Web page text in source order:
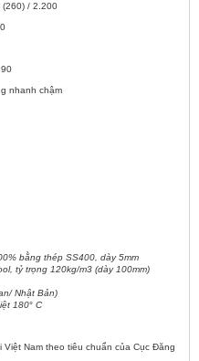
(260) / 2.200
nhanh chậm
bằng thép SS400, dày 5mm
tỷ trọng 120kg/m3 (dày 100mm)
Nhật Bản)
180° C
Nam theo tiêu chuẩn của Cục Đăng